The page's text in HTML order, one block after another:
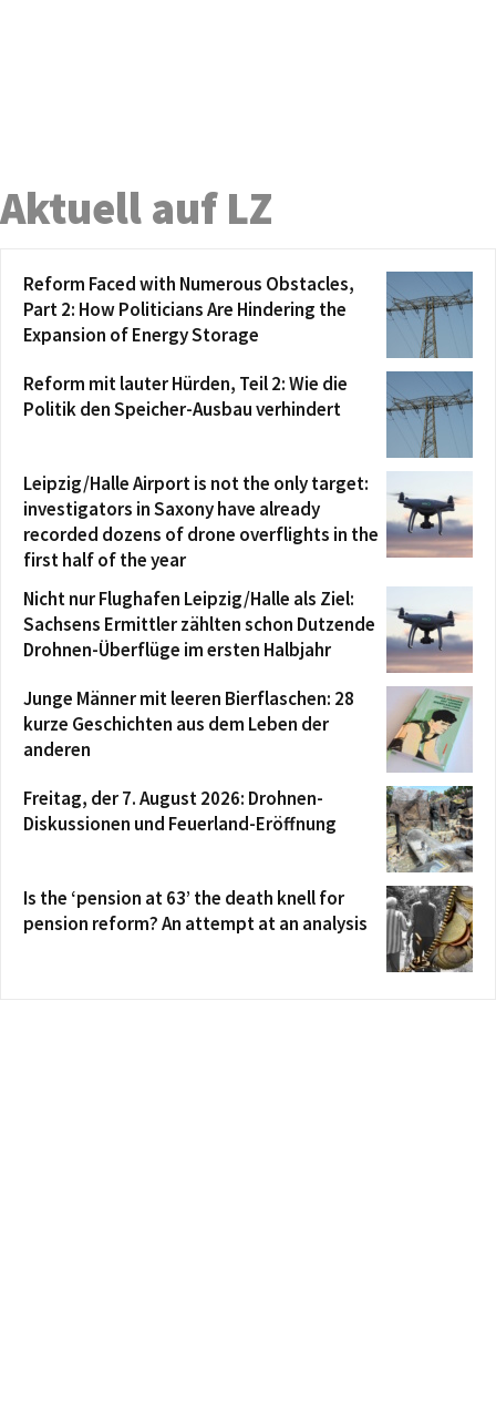
Aktuell auf LZ
Reform Faced with Numerous Obstacles,
Part 2: How Politicians Are Hindering the
Expansion of Energy Storage
Reform mit lauter Hürden, Teil 2: Wie die
Politik den Speicher-Ausbau verhindert
Leipzig/Halle Airport is not the only target:
investigators in Saxony have already
recorded dozens of drone overflights in the
first half of the year
Nicht nur Flughafen Leipzig/Halle als Ziel:
Sachsens Ermittler zählten schon Dutzende
Drohnen-Überflüge im ersten Halbjahr
Junge Männer mit leeren Bierflaschen: 28
kurze Geschichten aus dem Leben der
anderen
Freitag, der 7. August 2026: Drohnen-
Diskussionen und Feuerland-Eröffnung
Is the ‘pension at 63’ the death knell for
pension reform? An attempt at an analysis